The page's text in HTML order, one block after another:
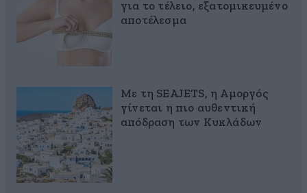
για το τέλειο, εξατομικευμένο
αποτέλεσμα
Με τη SEAJETS, η Αμοργός
γίνεται η πιο αυθεντική
απόδραση των Κυκλάδων